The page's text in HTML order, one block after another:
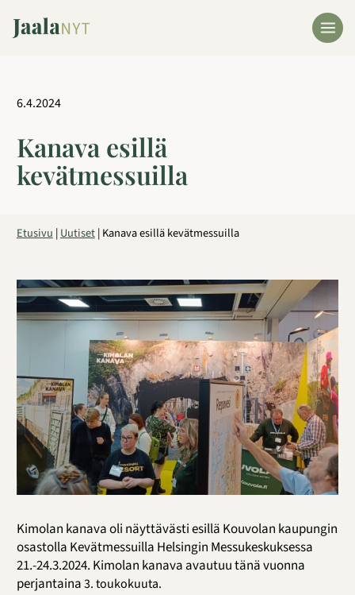
sisältöön
6.4.2024
Kanava esillä
kevätmessuilla
Etusivu|Uutiset|Kanava esillä kevätmessuilla
Kimolan kanava oli näyttävästi esillä Kouvolan kaupungin
osastolla Kevätmessuilla Helsingin Messukeskuksessa
21.-24.3.2024. Kimolan kanava avautuu tänä vuonna
perjantaina3. toukokuuta.